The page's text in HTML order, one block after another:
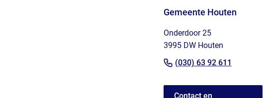
boven
het
begin
van
paginainhoud
Gemeente Houten
Onderdoor 25
3995 DW Houten
(030) 63 92 611
Contact en